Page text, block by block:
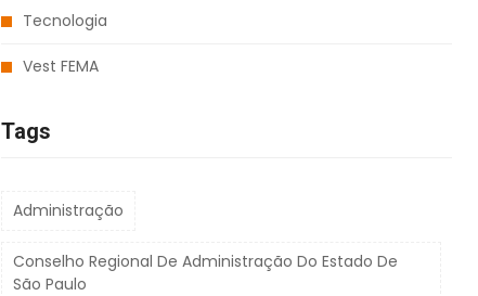
Tecnologia
Vest FEMA
Tags
Administração
Conselho Regional De Administração Do Estado De
São Paulo